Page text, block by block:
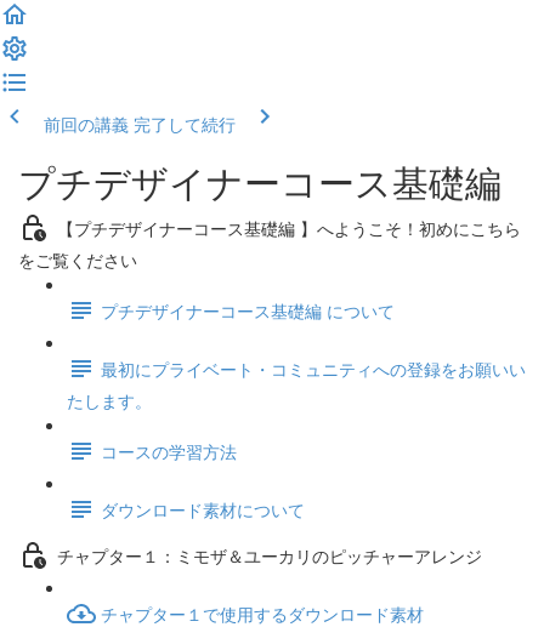
前回の講義 完了して続行
プチデザイナーコース基礎編
【プチデザイナーコース基礎編 】へようこそ！初めにこちら
をご覧ください
プチデザイナーコース基礎編 について
最初にプライベート・コミュニティへの登録をお願いい
たします。
コースの学習方法
ダウンロード素材について
チャプター１：ミモザ＆ユーカリのピッチャーアレンジ
チャプター１で使用するダウンロード素材